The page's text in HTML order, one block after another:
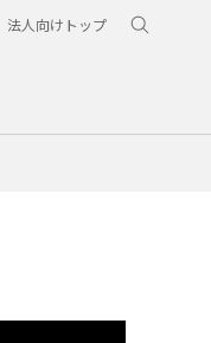
法人向けトップ